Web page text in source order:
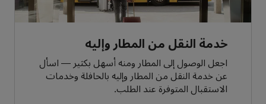
خدمة النقل من المطار وإليه
اجعل الوصول إلى المطار ومنه أسهل بكثير — اسأل
عن خدمة النقل من المطار وإليه بالحافلة وخدمات
الاستقبال المتوفرة عند الطلب.